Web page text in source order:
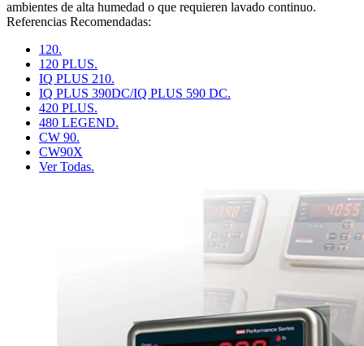
ambientes de alta humedad o que requieren lavado continuo.
Referencias Recomendadas:
120.
120 PLUS.
IQ PLUS 210.
IQ PLUS 390DC/IQ PLUS 590 DC.
420 PLUS.
480 LEGEND.
CW 90.
CW90X
Ver Todas.